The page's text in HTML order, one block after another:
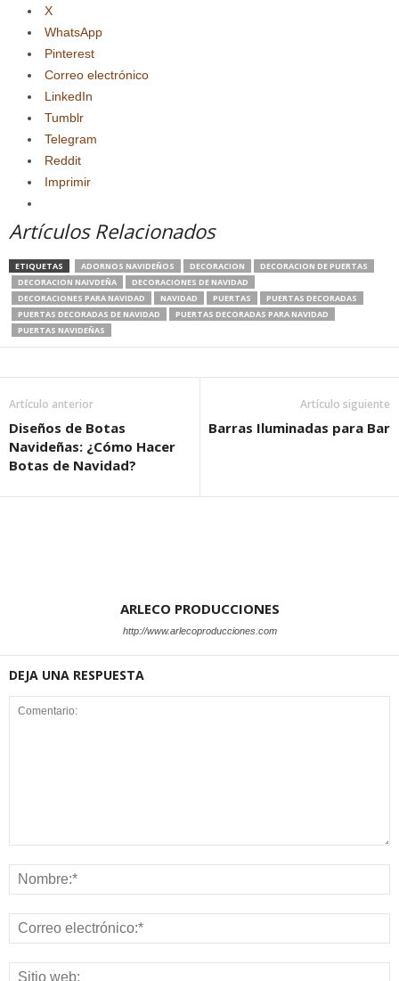
X
WhatsApp
Pinterest
Correo electrónico
LinkedIn
Tumblr
Telegram
Reddit
Imprimir
Artículos Relacionados
ETIQUETAS ADORNOS NAVIDEÑOS DECORACION
DECORACION DE PUERTAS
DECORACION NAIVDEÑA
DECORACIONES DE NAVIDAD
DECORACIONES PARA NAVIDAD
NAVIDAD PUERTAS
PUERTAS DECORADAS
PUERTAS DECORADAS DE NAVIDAD
PUERTAS DECORADAS PARA NAVIDAD
PUERTAS NAVIDEÑAS
Artículo anterior
Diseños de Botas
Navideñas: ¿Cómo Hacer
Botas de Navidad?
Artículo siguiente
Barras Iluminadas para Bar
ARLECO PRODUCCIONES
http://www.arlecoproducciones.com
DEJA UNA RESPUESTA